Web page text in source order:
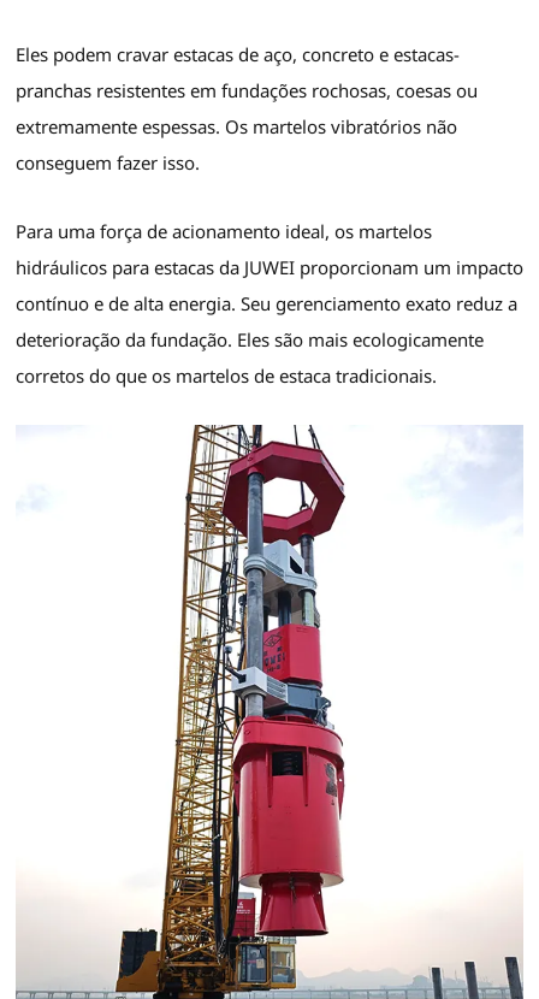
Eles podem cravar estacas de aço, concreto e estacas-
pranchas resistentes em fundações rochosas, coesas ou
extremamente espessas. Os martelos vibratórios não
conseguem fazer isso.
Para uma força de acionamento ideal, os martelos
hidráulicos para estacas da JUWEI proporcionam um impacto
contínuo e de alta energia. Seu gerenciamento exato reduz a
deterioração da fundação. Eles são mais ecologicamente
corretos do que os martelos de estaca tradicionais.